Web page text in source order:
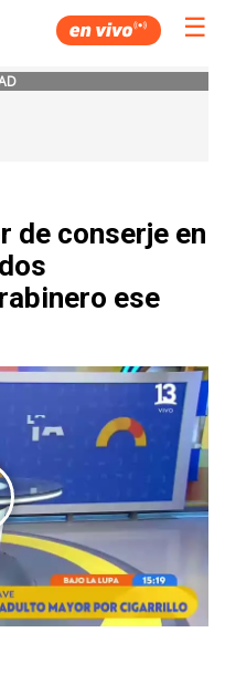
☰
de conserje en
ese